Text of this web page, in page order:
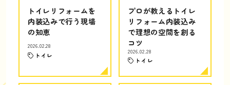
トイレリフォームを
内装込みで行う現場
の知恵
2026.02.28
トイレ
プロが教えるトイレ
リフォーム内装込み
で理想の空間を創る
コツ
2026.02.28
トイレ